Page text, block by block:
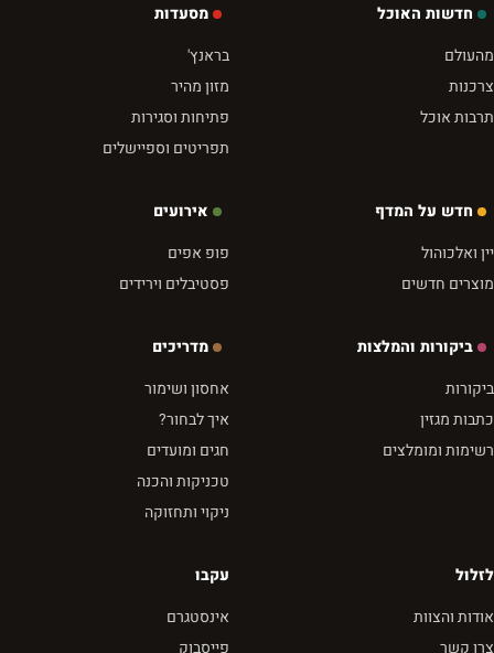
חדשות האוכל
מהעולם
צרכנות
תרבות אוכל
מסעדות
בראנץ'
מזון מהיר
פתיחות וסגירות
תפריטים וספיישלים
חדש על המדף
יין ואלכוהול
מוצרים חדשים
אירועים
פופ אפים
פסטיבלים וירידים
ביקורות והמלצות
ביקורות
כתבות מגזין
רשימות ומומלצים
מדריכים
אחסון ושימור
איך לבחור?
חגים ומועדים
טכניקות והכנה
ניקוי ותחזוקה
לזלול
אודות והצוות
צרו קשר
עקבו
אינסטגרם
פייסבוק